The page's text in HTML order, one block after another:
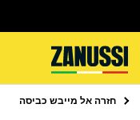
חזרה אל מייבש כביסה